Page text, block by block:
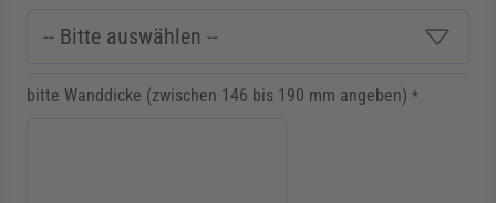
bitte Wanddicke (zwischen 146 bis 190 mm angeben) *